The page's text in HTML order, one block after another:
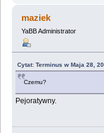
maziek
YaBB Administrator
Cytat: Terminus w Maja 28,
Czemu?
Pejoratywny.